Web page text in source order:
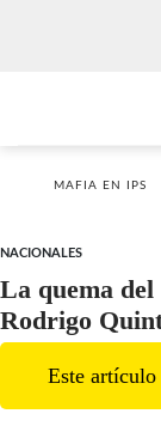
MAFIA EN IPS
NACIONALES
La quema del
Rodrigo
Este artículo